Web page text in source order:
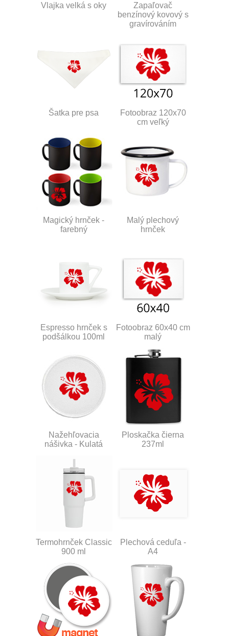
Vlajka velká s oky
Zapaľovač
benzínový kovový s
gravírováním
Šatka pre psa
Fotoobraz 120x70
cm veľký
Magický hrnček -
farebný
Malý plechový
hrnček
Espresso hrnček s
podšálkou 100ml
Fotoobraz 60x40 cm
malý
Nažehľovacia
nášivka - Kulatá
Ploskačka čierna
237ml
Termohrnček Classic
900 ml
Plechová ceduľa -
A4